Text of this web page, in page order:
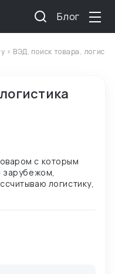
Блог
> ВЭД, поиск товара, логис
с которым
зарубежом,
логистику,